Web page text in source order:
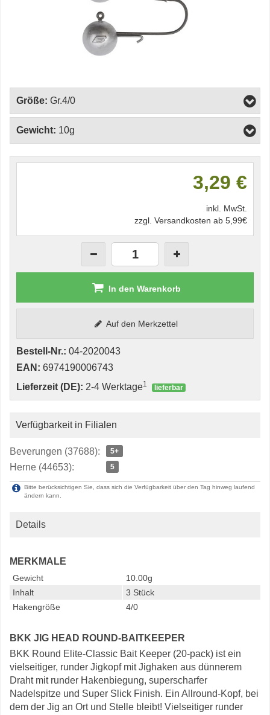
Größe: Gr.4/0
Gewicht: 10g
3,29 €
inkl. MwSt.
zzgl. Versandkosten ab 5,99€
In den Warenkorb
Auf den Merkzettel
Bestell-Nr.: 04-2020043
EAN: 6974190006743
Lieferzeit (DE): 2-4 Werktage1 lieferbar
Verfügbarkeit in Filialen
Beverungen (37688): 5+
Herne (44653): 5
Bitte berücksichtigen Sie, dass sich die Verfügbarkeit über den Tag hinweg laufend
ändern kann.
Details
MERKMALE
Gewicht
10.00g
Inhalt
3 Stück
Hakengröße
4/0
BKK JIG HEAD ROUND-BAITKEEPER
BKK Round Elite-Classic Bait Keeper (20-pack) ist ein
vielseitiger, runder Jigkopf mit Jighaken aus dünnerem
Draht mit runder Hakenbiegung, superscharfer
Nadelspitze und Super Slick Finish. Ein Allround-Kopf, bei
dem der Jig an Ort und Stelle bleibt! Vielseitiger runder